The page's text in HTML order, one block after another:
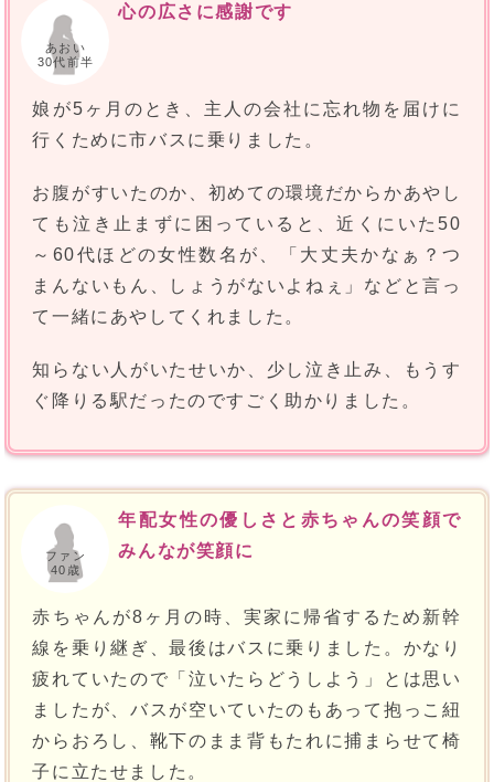
あおい
30代前半
心の広さに感謝です
娘が5ヶ月のとき、主人の会社に忘れ物を届けに
行くために市バスに乗りました。
お腹がすいたのか、初めての環境だからかあやし
ても泣き止まずに困っていると、近くにいた50
～60代ほどの女性数名が、「大丈夫かなぁ？つ
まんないもん、しょうがないよねぇ」などと言っ
て一緒にあやしてくれました。
知らない人がいたせいか、少し泣き止み、もうす
ぐ降りる駅だったのですごく助かりました。
ファン
40歳
年配女性の優しさと赤ちゃんの笑顔で
みんなが笑顔に
赤ちゃんが8ヶ月の時、実家に帰省するため新幹
線を乗り継ぎ、最後はバスに乗りました。かなり
疲れていたので「泣いたらどうしよう」とは思い
ましたが、バスが空いていたのもあって抱っこ紐
からおろし、靴下のまま背もたれに捕まらせて椅
子に立たせました。